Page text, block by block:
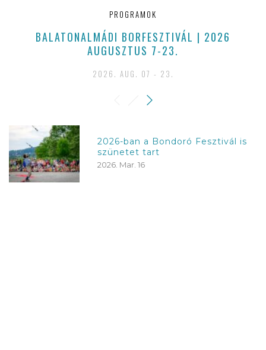
PROGRAMOK
BALATONALMÁDI BORFESZTIVÁL | 2026
AUGUSZTUS 7-23.
2026. AUG. 07 - 23.
2026-ban a Bondoró Fesztivál is
szünetet tart
2026. Mar. 16